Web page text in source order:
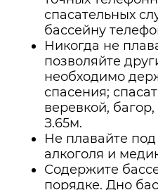
спасательных
бассейну
Никогда не
позволяйте
необходимо
спасения;
веревкой,
З.65м.
Не плавайте
алкоголя и
Содержите
порядке. Дно